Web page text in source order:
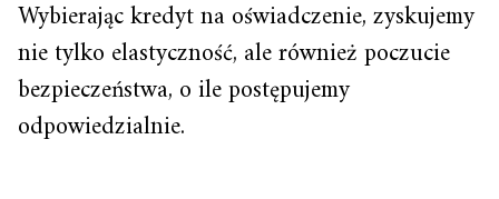
Wybierając kredyt na oświadczenie, zyskujemy
nie tylko elastyczność, ale również poczucie
bezpieczeństwa, o ile postępujemy
odpowiedzialnie.